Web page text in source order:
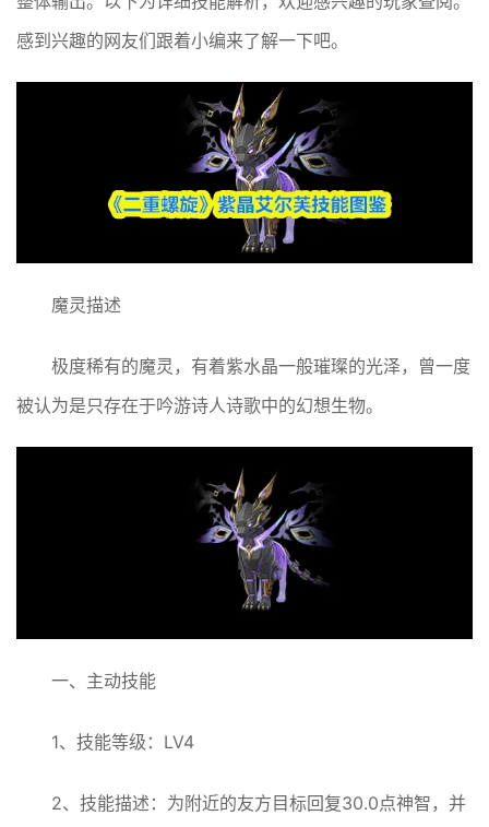
感到兴趣的网友们跟着小编来了解一下吧。
魔灵描述
极度稀有的魔灵，有着紫水晶一般璀璨的光泽，曾一度
被认为是只存在于吟游诗人诗歌中的幻想生物。
一、主动技能
1、技能等级：LV4
2、技能描述：为附近的友方目标回复30.0点神智，并